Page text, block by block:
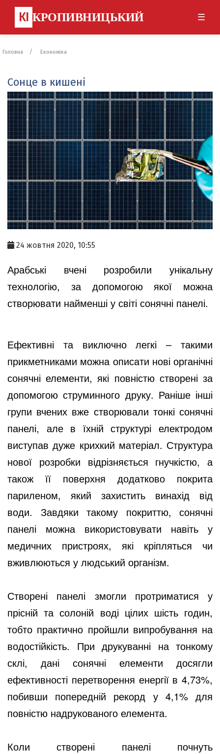
КІ КРОПИВНИЦЬКИЙ ☰
Головна Економіка
Сонце в кишені
24 жовтня 2020, 10:55
Арабські вчені розробили унікальну
технологію, за допомогою якої можна
створювати найменші у світі сонячні панелі.
Ефективні та виключно легкі – такими
прикметниками можна описати нові органічні
сонячні елементи, які повністю створені за
допомогою струминного друку. Раніше інші
групи вчених вже створювали тонкі сонячні
панелі, але в їхній структурі електродом
виступав дуже крихкий матеріал. Структура
нової розробки відрізняється гнучкістю, а
також її поверхня додатково покрита
париленом, який захистить винахід від
води. Завдяки такому покриттю, сонячні
панелі можна використовувати навіть у
медичних пристроях, які кріпляться чи
вживлюються у людський організм.
Створені панелі змогли протриматися у
прісній та солоній воді цілих шість годин,
тобто практично пройшли випробування на
водостійкість. При друкуванні на тонкому
склі, дані сонячні елементи досягли
ефективності перетворення енергії в 4,73%,
побивши попередній рекорд у 4,1% для
повністю надрукованого елемента.
Коли створені панелі почнуть